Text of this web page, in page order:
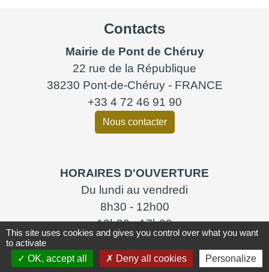
Contacts
Mairie de Pont de Chéruy
22 rue de la République
38230 Pont-de-Chéruy - FRANCE
+33 4 72 46 91 90
Nous contacter
HORAIRES D'OUVERTURE
Du lundi au vendredi
8h30 - 12h00
13h30 - 17h00
This site uses cookies and gives you control over what you want
to activate
OK, accept all
Deny all cookies Personalize